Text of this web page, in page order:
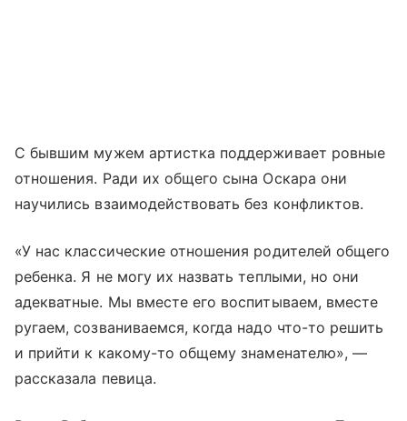
С бывшим мужем артистка поддерживает ровные
отношения. Ради их общего сына Оскара они
научились взаимодействовать без конфликтов.
«У нас классические отношения родителей общего
ребенка. Я не могу их назвать теплыми, но они
адекватные. Мы вместе его воспитываем, вместе
ругаем, созваниваемся, когда надо что-то решить
и прийти к какому-то общему знаменателю», —
рассказала певица.